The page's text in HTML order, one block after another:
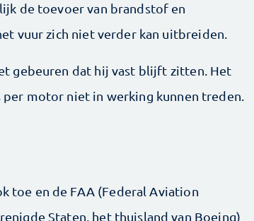
de toevoer van brandstof en
vuur zich niet verder kan uitbreiden.
gebeuren dat hij vast blijft zitten. Het
motor niet in werking kunnen treden.
toe en de FAA (Federal Aviation
Staten, het thuisland van Boeing)